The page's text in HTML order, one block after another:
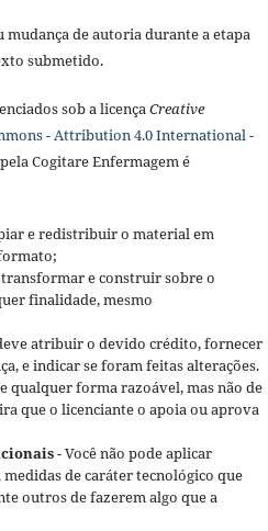
de autoria durante a etapa
submetido.
sob a licençaCreative
- Attribution 4.0 International -
Cogitare Enfermagem é
e redistribuir o material em
e construir sobre o
finalidade, mesmo
atribuir o devido crédito, fornecer
e indicar se foram feitas alterações.
qualquer forma razoável, mas não de
que o licenciante o apoia ou aprova
- Você não pode aplicar
de caráter tecnológico que
outros de fazerem algo que a